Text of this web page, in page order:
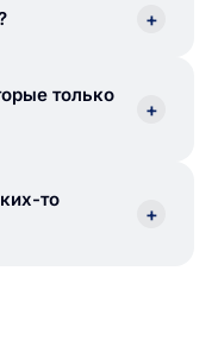
+
только
+
то
+